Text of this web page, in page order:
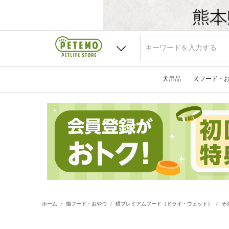
犬用品 犬フード・
ホーム 猫フード・おやつ 猫プレミアムフード（ドライ・ウェット） そ